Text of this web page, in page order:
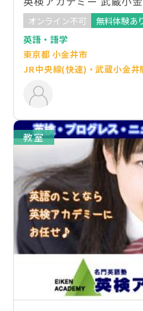
オンライン不可
無料体験あ
英語・語学
東京都 小金井市
JR中央線(快速)・武蔵小金井
教室